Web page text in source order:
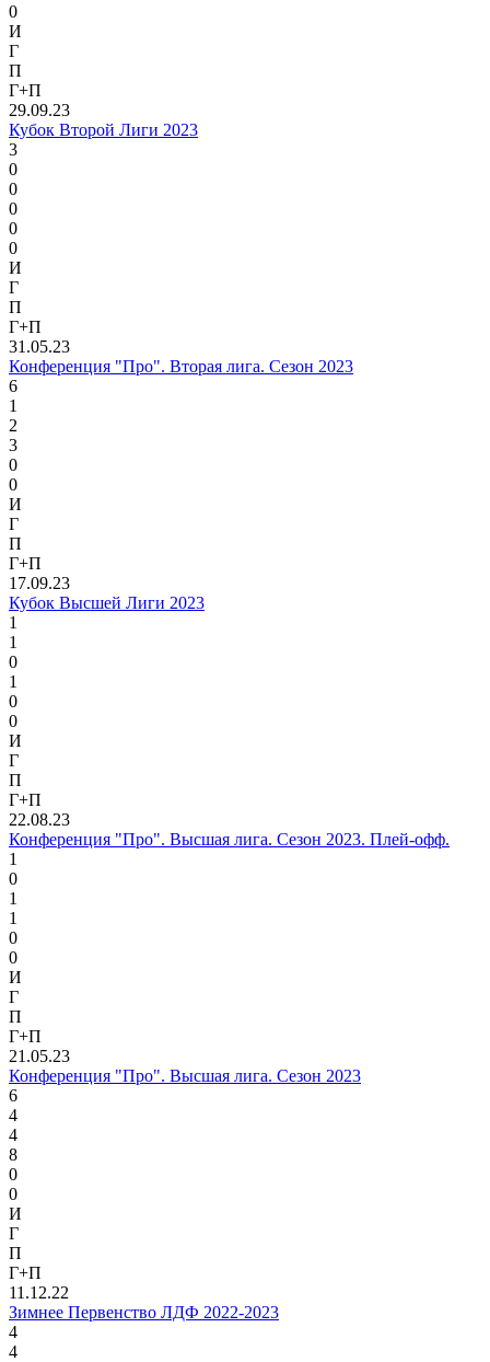
0
И
Г
П
Г+П
29.09.23
Кубок Второй Лиги 2023
3
0
0
0
0
0
И
Г
П
Г+П
31.05.23
Конференция "Про". Вторая лига. Сезон 2023
6
1
2
3
0
0
И
Г
П
Г+П
17.09.23
Кубок Высшей Лиги 2023
1
1
0
1
0
0
И
Г
П
Г+П
22.08.23
Конференция "Про". Высшая лига. Сезон 2023. Плей-офф.
1
0
1
1
0
0
И
Г
П
Г+П
21.05.23
Конференция "Про". Высшая лига. Сезон 2023
6
4
4
8
0
0
И
Г
П
Г+П
11.12.22
Зимнее Первенство ЛДФ 2022-2023
4
4